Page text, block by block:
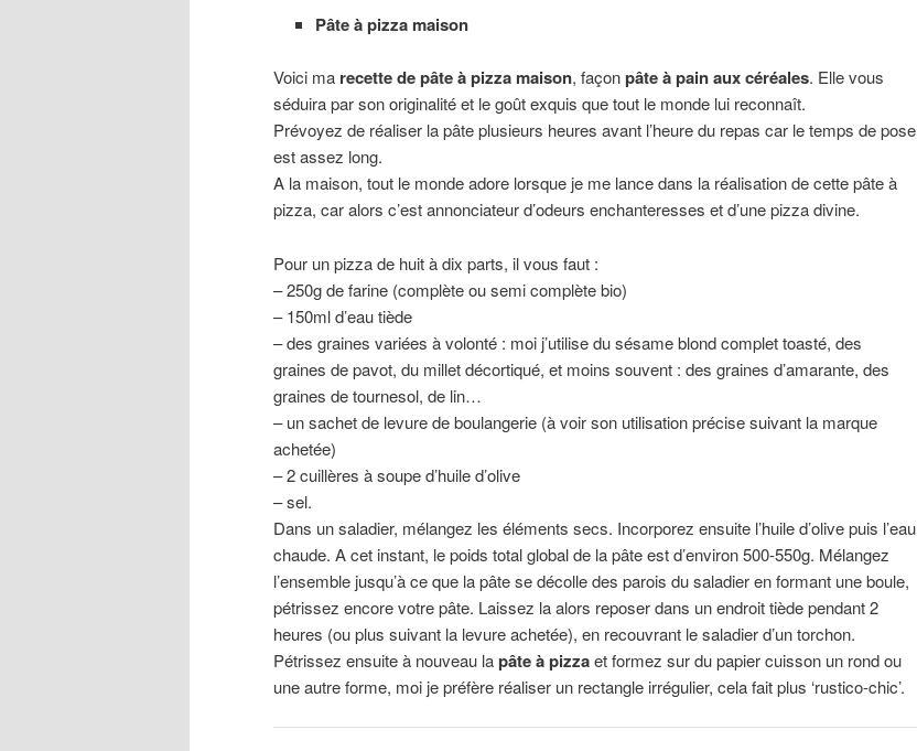
Pâte à pizza maison
Voici ma recette de pâte à pizza maison, façonpâte à pain aux céréales. Elle vous
séduira par son originalité et le goût exquis que tout le monde lui reconnaît.
Prévoyez de réaliser la pâte plusieurs heures avant l’heure du repas car le temps de pose
est assez long.
A la maison, tout le monde adore lorsque je me lance dans la réalisation de cette pâte à
pizza, car alors c’est annonciateur d’odeurs enchanteresses et d’une pizza divine.
Pour un pizza de huit à dix parts, il vous faut :
– 250g de farine (complète ou semi complète bio)
– 150ml d’eau tiède
– des graines variées à volonté : moi j’utilise du sésame blond complet toasté, des
graines de pavot, du millet décortiqué, et moins souvent : des graines d’amarante, des
graines de tournesol, de lin…
– un sachet de levure de boulangerie (à voir son utilisation précise suivant la marque
achetée)
– 2 cuillères à soupe d’huile d’olive
– sel.
Dans un saladier, mélangez les éléments secs. Incorporez ensuite l’huile d’olive puis l’eau
chaude. A cet instant, le poids total global de la pâte est d’environ 500-550g. Mélangez
l’ensemble jusqu’à ce que la pâte se décolle des parois du saladier en formant une boule,
pétrissez encore votre pâte. Laissez la alors reposer dans un endroit tiède pendant 2
heures (ou plus suivant la levure achetée), en recouvrant le saladier d’un torchon.
Pétrissez ensuite à nouveau lapâte à pizzaet formez sur du papier cuisson un rond ou
une autre forme, moi je préfère réaliser un rectangle irrégulier, cela fait plus ‘rustico-chic’.